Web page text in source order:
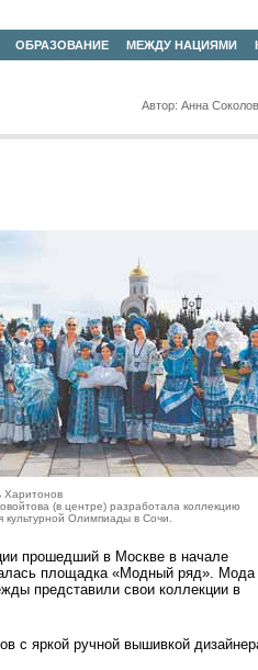
ОБРАЗОВАНИЕ МЕЖДУ НАЦИЯМИ
Автор: Анна
Харитонов
(в центре) разработала коллекцию
культурной Олимпиады в Сочи.
прошедший в Москве в начале
площадка «Модный ряд». Мода
представили свои коллекции в
с яркой ручной вышивкой